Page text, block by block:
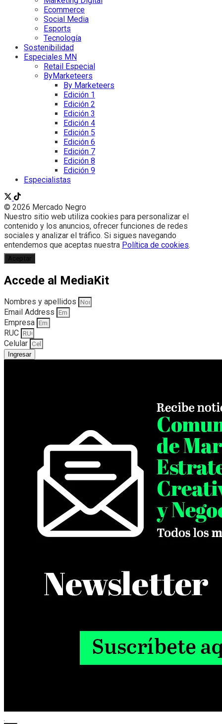
Ecommerce
Social Media
Esports
Tecnología
Sostenibilidad
Especiales MN
Retail Especial
ByMarketeers
By Marketeers
Edición 1
Edición 2
Edición 3
Edición 4
Edición 5
Edición 6
Edición 7
Edición 8
Edición 9
Especialistas
© 2026 Mercado Negro
Nuestro sitio web utiliza cookies para personalizar el
contenido y los anuncios, ofrecer funciones de redes
sociales y analizar el tráfico. Si sigues navegando
entendemos que aceptas nuestra Política de cookies.
Aceptar
Accede al MediaKit
Nombres y apellidos
Email Address
Empresa
RUC
Celular
Ingresar